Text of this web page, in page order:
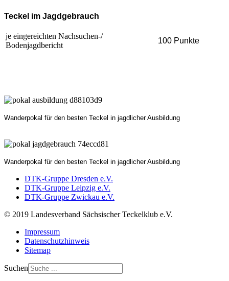
Teckel im Jagdgebrauch
je eingereichten Nachsuchen-/
Bodenjagdbericht
100 Punkte
Wanderpokal für den besten Teckel in jagdlicher Ausbildung
Wanderpokal für den besten Teckel in jagdlicher Ausbildung
DTK-Gruppe Dresden e.V.
DTK-Gruppe Leipzig e.V.
DTK-Gruppe Zwickau e.V.
© 2019 Landesverband Sächsischer Teckelklub e.V.
Impressum
Datenschutzhinweis
Sitemap
Suchen